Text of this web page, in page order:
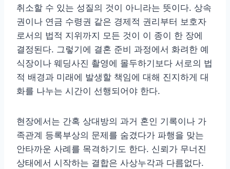
취소할 수 있는 성질의 것이 아니라는 뜻이다. 상속
권이나 연금 수령권 같은 경제적 권리부터 보호자
로서의 법적 지위까지 모든 것이 이 종이 한 장에
결정된다. 그렇기에 결혼 준비 과정에서 화려한 예
식장이나 웨딩사진 촬영에 몰두하기보다 서로의 법
적 배경과 미래에 발생할 책임에 대해 진지하게 대
화를 나누는 시간이 선행되어야 한다.
현장에서는 간혹 상대방의 과거 혼인 기록이나 가
족관계 등록부상의 문제를 숨겼다가 파행을 맞는
안타까운 사례를 목격하기도 한다. 신뢰가 무너진
상태에서 시작하는 결합은 사상누각과 다름없다.